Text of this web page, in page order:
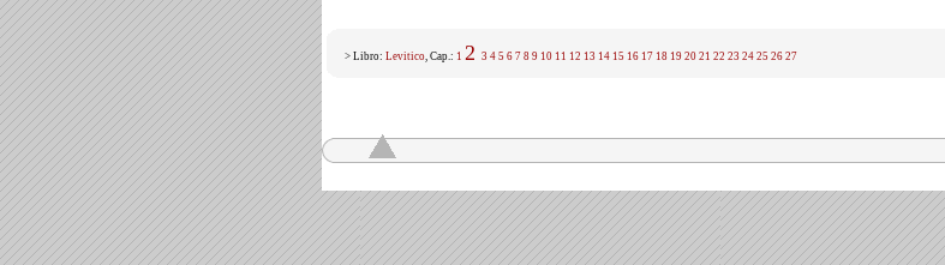
> Libro: Levitico, Cap.: 1 2 3 4 5 6 7 8 9 10 11 12 13 14 15 16 17 18 19 20 21 22 23 24 25 26 27